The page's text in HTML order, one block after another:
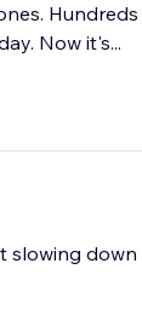
Now it's...